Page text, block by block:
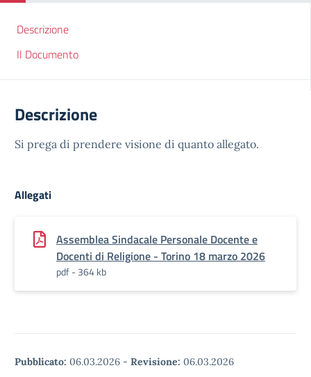
Descrizione
Il Documento
Descrizione
Si prega di prendere visione di quanto allegato.
Allegati
Assemblea Sindacale Personale Docente e
Docenti di Religione - Torino 18 marzo 2026
pdf - 364 kb
Pubblicato: 06.03.2026 - Revisione: 06.03.2026